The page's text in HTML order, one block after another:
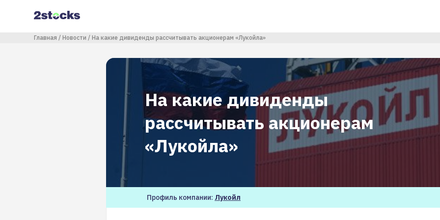
содержанию
Строка навигации
Главная Новости На какие дивиденды рассчитывать акционерам «Лукойла»
На какие дивиденды
рассчитывать акционерам
«Лукойла»
Профиль компании: Лукойл